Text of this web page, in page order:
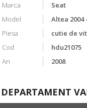
Marca
Seat
Model
Altea 2004
Piesa
cutie de
Cod
hdu21075
An
2008
DEPARTAMENT